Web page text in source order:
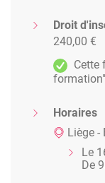
Droit
240,00 €
Cette
Horaires
Liège -
Le
De